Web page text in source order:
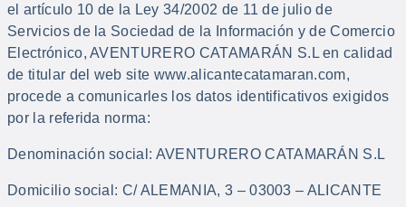
el artículo 10 de la Ley 34/2002 de 11 de julio de
Servicios de la Sociedad de la Información y de Comercio
Electrónico, AVENTURERO CATAMARÁN S.L en calidad
de titular del web site www.alicantecatamaran.com,
procede a comunicarles los datos identificativos exigidos
por la referida norma:
Denominación social: AVENTURERO CATAMARÁN S.L
Domicilio social: C/ ALEMANIA, 3 – 03003 – ALICANTE